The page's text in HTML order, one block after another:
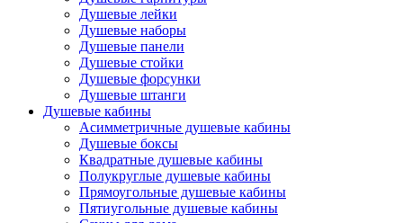
Душевые лейки
Душевые наборы
Душевые панели
Душевые стойки
Душевые форсунки
Душевые штанги
Душевые кабины
Асимметричные душевые кабины
Душевые боксы
Квадратные душевые кабины
Полукруглые душевые кабины
Прямоугольные душевые кабины
Пятиугольные душевые кабины